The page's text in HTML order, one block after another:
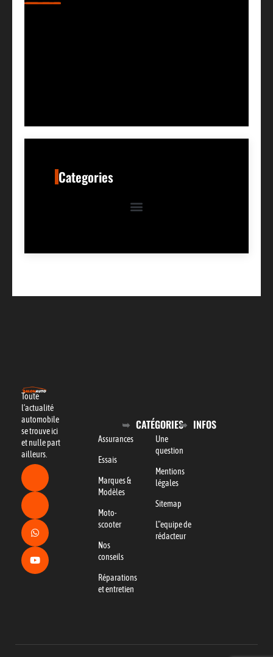
Categories
Toute
l’actualité
automobile
se trouve ici
et nulle part
ailleurs.
CATÉGORIES
Assurances
Essais
Marques &
Modèles
Moto-
scooter
Nos
conseils
Réparations
et entretien
INFOS
Une
question
Mentions
légales
Sitemap
L"equipe de
rédacteur